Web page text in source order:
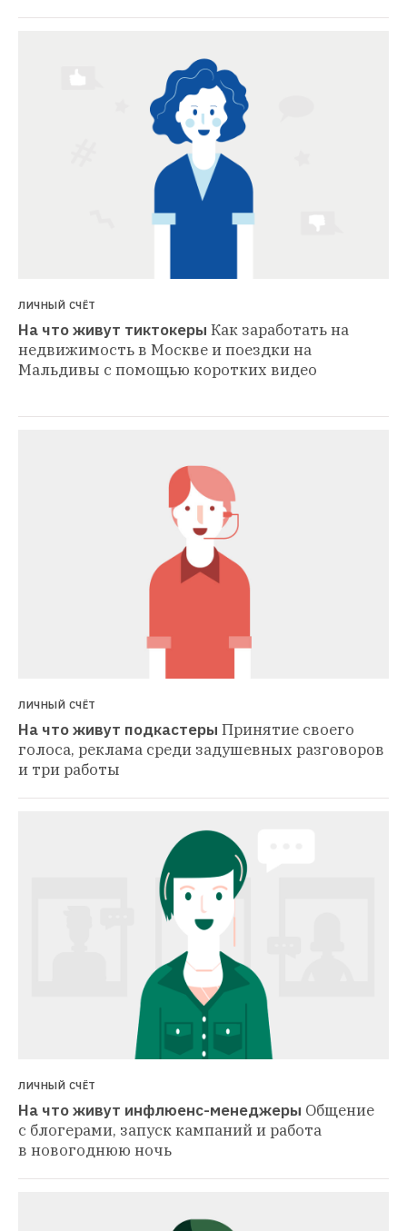
ЛИЧНЫЙ СЧЁТ
На что живут тиктокеры Как заработать на
недвижимость в Москве и поездки на
Мальдивы с помощью коротких видео
ЛИЧНЫЙ СЧЁТ
На что живут подкастеры Принятие своего
голоса, реклама среди задушевных разговоров
и три работы
ЛИЧНЫЙ СЧЁТ
На что живут инфлюенс-менеджеры Общение
с блогерами, запуск кампаний и работа
в новогоднюю ночь